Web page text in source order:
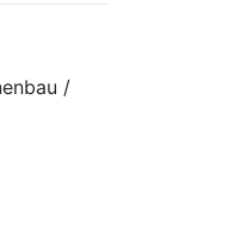
/